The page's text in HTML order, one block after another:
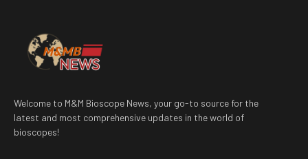
Welcome to M&M Bioscope News, your go-to source for the
latest and most comprehensive updates in the world of
bioscopes!